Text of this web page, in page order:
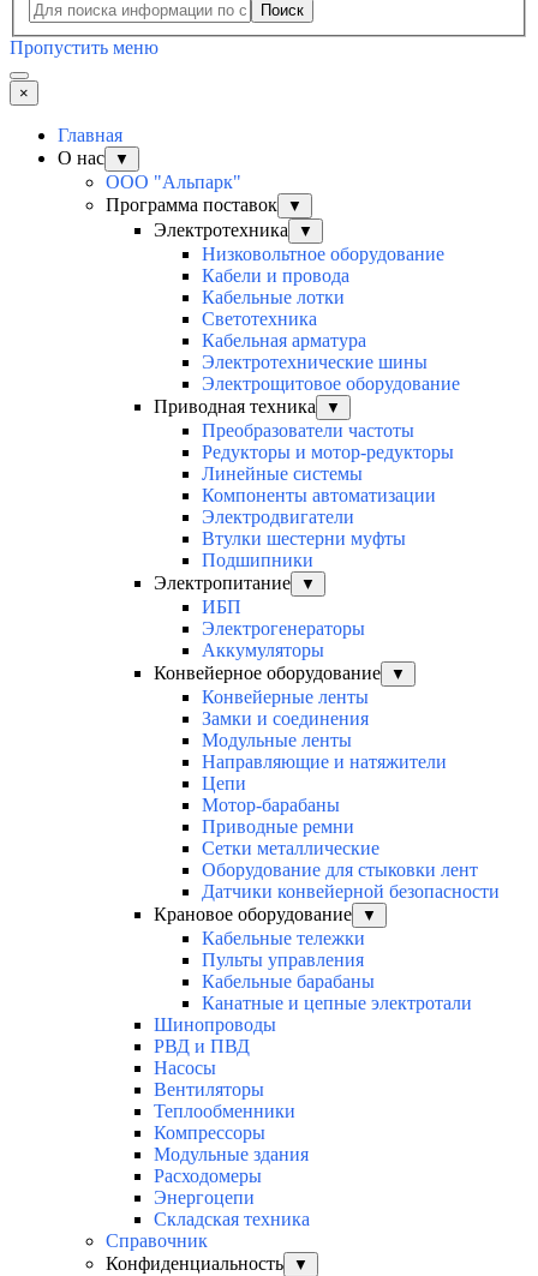
Поиск
Пропустить меню
×
Главная
О нас
▼
ООО "Альпарк"
Программа поставок
▼
Электротехника ▼
Низковольтное оборудование
Кабели и провода
Кабельные лотки
Светотехника
Кабельная арматура
Электротехнические шины
Электрощитовое оборудование
Приводная техника
▼
Преобразователи частоты
Редукторы и мотор-редукторы
Линейные системы
Компоненты автоматизации
Электродвигатели
Втулки шестерни муфты
Подшипники
Электропитание
▼
ИБП
Электрогенераторы
Аккумуляторы
Конвейерное оборудование
▼
Конвейерные ленты
Замки и соединения
Модульные ленты
Направляющие и натяжители
Цепи
Мотор-барабаны
Приводные ремни
Сетки металлические
Оборудование для стыковки лент
Датчики конвейерной безопасности
Крановое оборудование
▼
Кабельные тележки
Пульты управления
Кабельные барабаны
Канатные и цепные электротали
Шинопроводы
РВД и ПВД
Насосы
Вентиляторы
Теплообменники
Компрессоры
Модульные здания
Расходомеры
Энергоцепи
Складская техника
Справочник
Конфиденциальность
▼